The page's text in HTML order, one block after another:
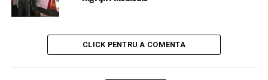
CLICK PENTRU A COMENTA